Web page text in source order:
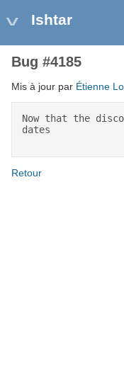
Ishtar
Bug #4185
Mis à jour par Étienne
Now that the
dates
Retour